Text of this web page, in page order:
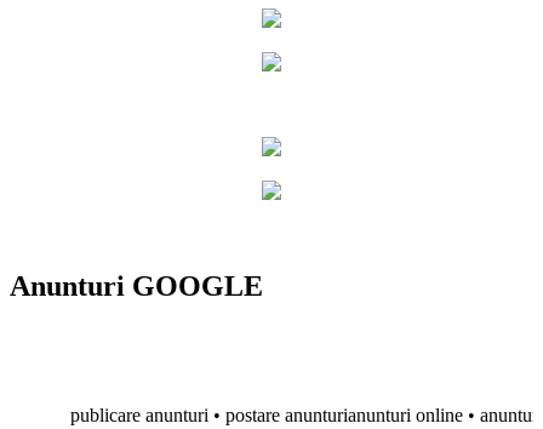
Anunturi GOOGLE
publicare anunturi • postare anunturianunturi online • anunturi